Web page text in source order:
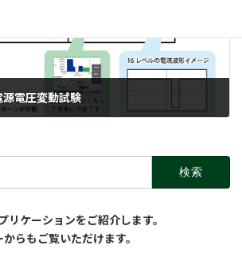
電圧変動試験
リケーションをご紹介します。
らもご覧いただけます。